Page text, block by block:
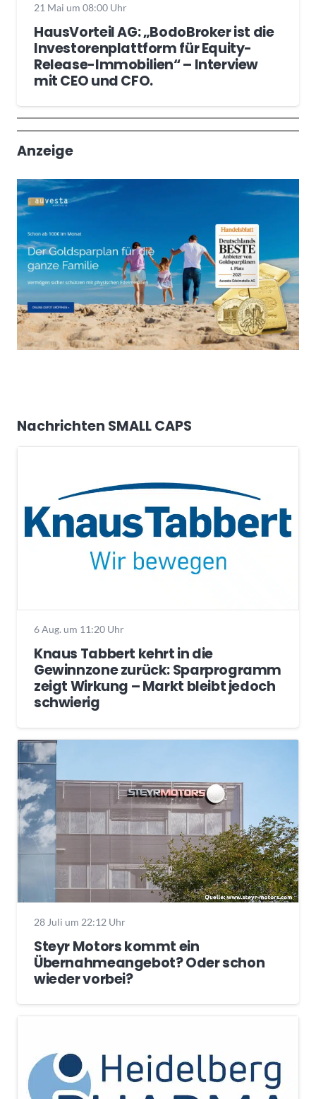
21 Mai um 08:00 Uhr
HausVorteil AG: „BodoBroker ist die
Investorenplattform für Equity-
Release-Immobilien“ – Interview
mit CEO und CFO.
Wochenrückblick
Trendthemen
Anzeige
Nachrichten SMALL CAPS
6 Aug. um 11:20 Uhr
Knaus Tabbert kehrt in die
Gewinnzone zurück: Sparprogramm
zeigt Wirkung – Markt bleibt jedoch
schwierig
28 Juli um 22:12 Uhr
Steyr Motors kommt ein
Übernahmeangebot? Oder schon
wieder vorbei?